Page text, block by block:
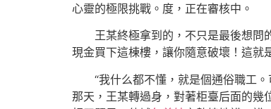
心靈的極限挑戰。度，正在審核中。
王某終極拿到的，不只是最後想問
現金買下這棟樓，讓你隨意破壞！這
“我什么都不懂，就是個通俗職工
那天，王某轉過身，對著柜臺后面的幾